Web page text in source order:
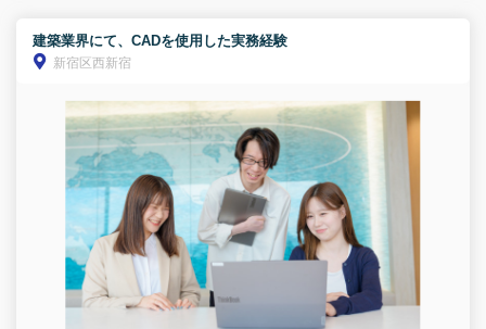
建築業界にて、CADを使用した実務経験
新宿区西新宿